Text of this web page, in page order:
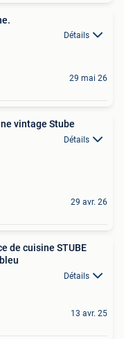
Détails
29 mai 26
vintage Stube
Détails
29 avr. 26
de cuisine STUBE
Détails
13 avr. 25